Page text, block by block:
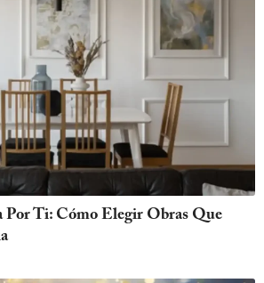
Ti: Cómo Elegir Obras Que